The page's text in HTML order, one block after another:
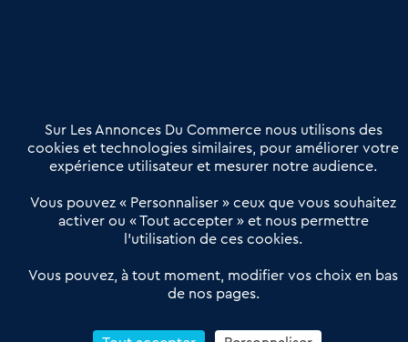
Offres Pro
Actualités
Qui sommes nous ?
Derniers articles
Réseau 3C : un partenaire national dédié aux transactions
Petitscommerces : Un partenariat au service du commerce de
proximité et des territoires
Sur Les Annonces Du Commerce nous utilisons des
cookies et technologies similaires, pour améliorer votre
expérience utilisateur et mesurer notre audience.
Vous pouvez « Personnaliser » ceux que vous souhaitez
activer ou « Tout accepter » et nous permettre
l’utilisation de ces cookies.
Vous pouvez, à tout moment, modifier vos choix en bas
de nos pages.